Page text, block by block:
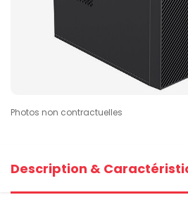
Photos non contractuelles
Description &